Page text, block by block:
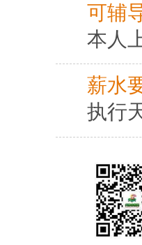
可辅
本人
薪水
执行